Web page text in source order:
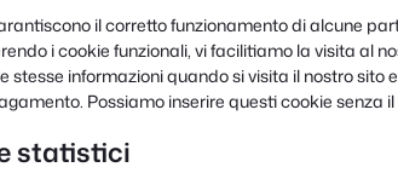
il corretto funzionamento di alcune
i cookie funzionali, vi facilitiamo la visita al
stesse informazioni quando si visita il nostro sito
Possiamo inserire questi cookie senza il
statistici